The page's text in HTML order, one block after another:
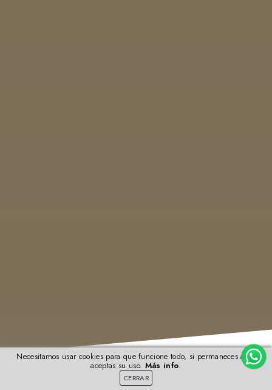
Necesitamos usar cookies para que funcione todo, si permaneces aquí
aceptas su uso. Más info.
CERRAR